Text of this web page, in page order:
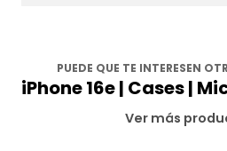
PUEDE QUE TE INTERESEN
iPhone 16e | Cases |
Ver más